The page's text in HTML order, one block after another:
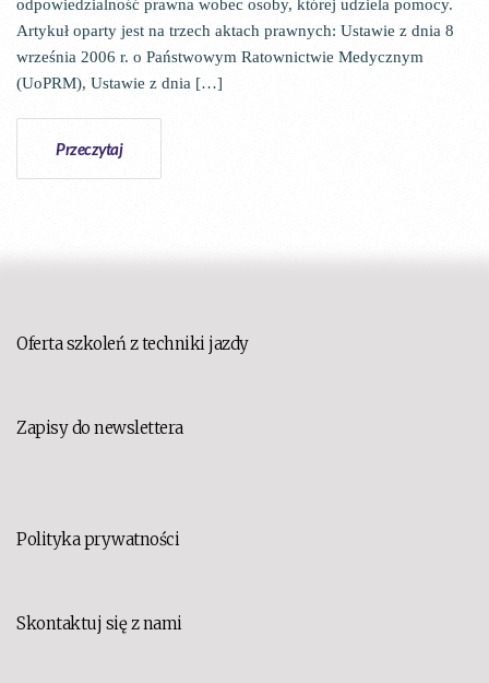
odpowiedzialność prawna wobec osoby, której udziela pomocy.
Artykuł oparty jest na trzech aktach prawnych: Ustawie z dnia 8
września 2006 r. o Państwowym Ratownictwie Medycznym
(UoPRM), Ustawie z dnia […]
Przeczytaj
Oferta szkoleń z techniki jazdy
Zapisy do newslettera
Polityka prywatności
Skontaktuj się z nami